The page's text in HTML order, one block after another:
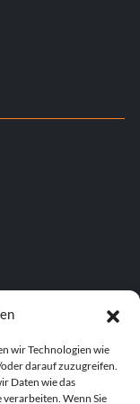
wir Technologien wie
darauf zuzugreifen.
Daten wie das
Wenn Sie